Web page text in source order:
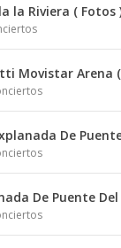
la Riviera ( Fotos
Movistar Arena
De
De Puente